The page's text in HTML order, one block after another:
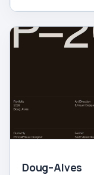
Doug–Alves